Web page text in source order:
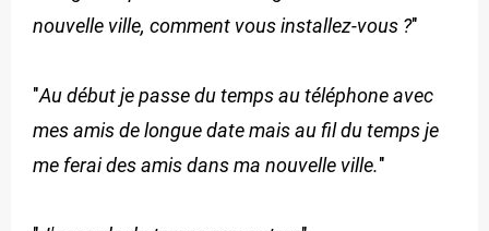
nouvelle ville, comment vous installez-vous ?"
"Au début je passe du temps au téléphone avec
mes amis de longue date mais au fil du temps je
me ferai des amis dans ma nouvelle ville."